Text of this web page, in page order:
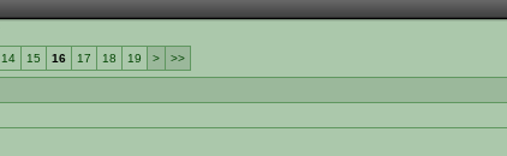
14 15 16 17 18 19 > >>